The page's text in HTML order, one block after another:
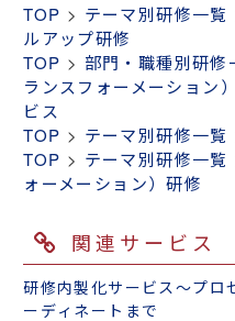
TOP > テーマ別研修一覧
ルアップ研修
TOP > 部門・職種別研修
ランスフォーメーション
ビス
TOP > テーマ別研修一覧
TOP > テーマ別研修一覧
ォーメーション）研修
関連サービス
研修内製化サービス～プロ
ーディネートまで